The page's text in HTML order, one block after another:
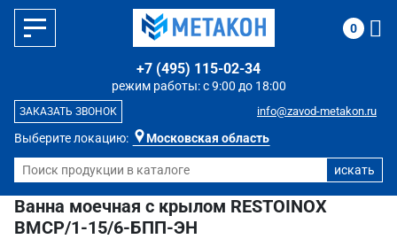
Выберите локацию: Московская область
режим работы: с 9:00 до 18:00
+7 (495) 115-02-34
info@zavod-metakon.ru
ЗАКАЗАТЬ ЗВОНОК
0
Ванна моечная с крылом RESTOINOX
ВМСР/1-15/6-БПП-ЭН